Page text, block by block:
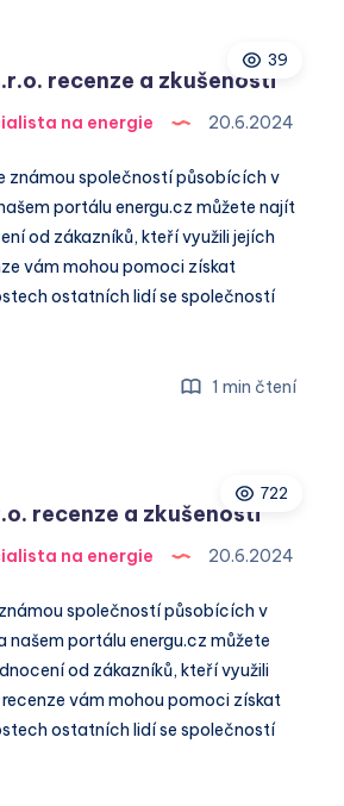
39
recenze a zkušenosti
na energie 20.6.2024
je známou společností působících v
portálu energu.cz můžete najít
od zákazníků, kteří využili jejích
vám mohou pomoci získat
ostatních lidí se společností
1 min čtení
722
recenze a zkušenosti
na energie 20.6.2024
známou společností působících v
našem portálu energu.cz můžete
od zákazníků, kteří využili
vám mohou pomoci získat
ostatních lidí se společností